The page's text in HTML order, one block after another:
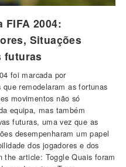
2004:
Situações
futuras
foi marcada por
remodelaram as fortunas
movimentos não só
equipa, mas também
futuras, uma vez que as
desempenharam um papel
dos jogadores e dos
the article: Toggle Quais foram